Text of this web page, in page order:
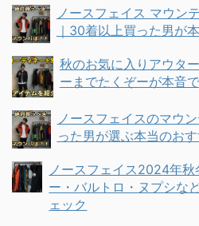
ノースフェイス マウン
｜30着以上買った男が
秋のお気に入りアウタ
ーまでたくぞーが本音
ノースフェイスのマウ
った男が選ぶ本当のお
ノースフェイス2024年
ー・バルトロ・ヌプシな
ェック